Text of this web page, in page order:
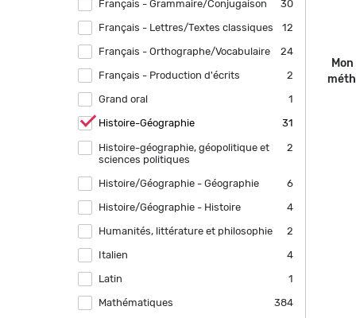
Français - Grammaire/Conjugaison
30
Apply Français -
Français - Lettres/Textes classiques
12
Apply Français - Lettres/Textes
Français - Orthographe/Vocabulaire
24
Apply Français -
Français - Production d'écrits
2
Apply Français - Production d'écrits
Grand oral
1
Apply Grand oral filter
Remove
Géographie
filter
Histoire-Géographie 31
Histoire-géographie, géopolitique et
sciences politiques
2
Apply Histoire-géographie, géopolitique
et sciences politiques filter
Histoire/Géographie - Géographie 6
Apply Histoire/Géographie - Géographie
Histoire/Géographie - Histoire
4
Apply Histoire/Géographie - Histoire
Humanités, littérature et philosophie
2
Apply Humanités, littérature et
Italien
4
Apply Italien filter
Latin 1
Apply Latin filter
Mathématiques 384
Apply Mathématiques filter